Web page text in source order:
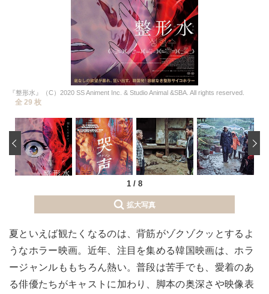
『整形水』（C）2020 SS Animent Inc. & Studio Animal &SBA. All rights reserved.
全 29 枚
1 / 8
‹
拡大写真
夏といえば観たくなるのは、背筋がゾクゾクッとするよ
うなホラー映画。近年、注目を集める韓国映画は、ホラ
ージャンルももちろん熱い。普段は苦手でも、愛着のあ
る俳優たちがキャストに加わり、脚本の奥深さや映像表